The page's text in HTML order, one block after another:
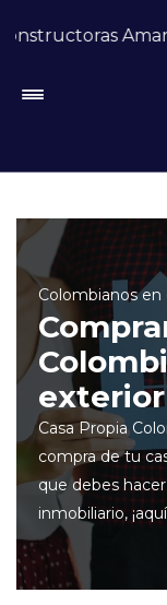
Amarilo,
Colombianos en
exterior
Casa Propia
compra de tu
que debes
inmobiliario,